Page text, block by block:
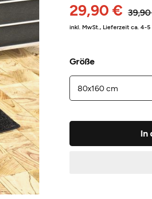
29,90 €
inkl. MwSt., Lieferzeit ca. 4-5
Größe
In